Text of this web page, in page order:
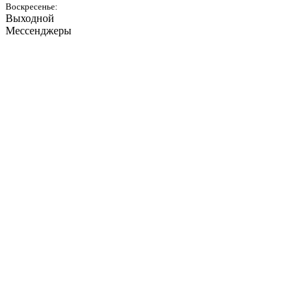
Воскресенье:
Выходной
Мессенджеры